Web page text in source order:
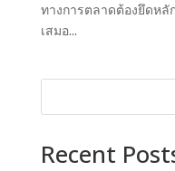
ทางการตลาดต้องยึดหลั
เสมอ...
Recent